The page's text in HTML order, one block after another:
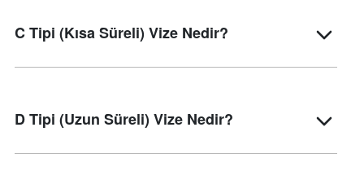
C Tipi (Kısa Süreli) Vize Nedir?
D Tipi (Uzun Süreli) Vize Nedir?